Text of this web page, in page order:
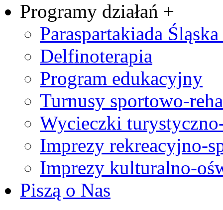
Programy działań +
Paraspartakiada
Delfinoterapia
Program edukacyjny
Turnusy sportowo-
Wycieczki
Imprezy rekreacyjno-
Imprezy kulturalno-
Piszą o Nas